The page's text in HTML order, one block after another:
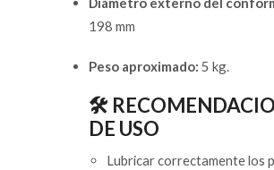
198 mm
Peso aproximado: 5 kg.
🛠️
DE USO
Lubricar correctamente los